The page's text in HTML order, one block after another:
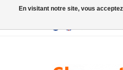
En visitant notre site, vous